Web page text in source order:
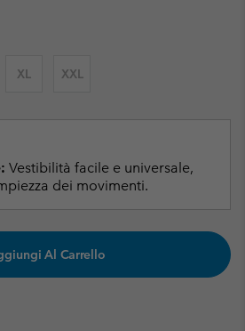
XL XXL
Vestibilità facile e universale,
dei movimenti.
Al Carrello